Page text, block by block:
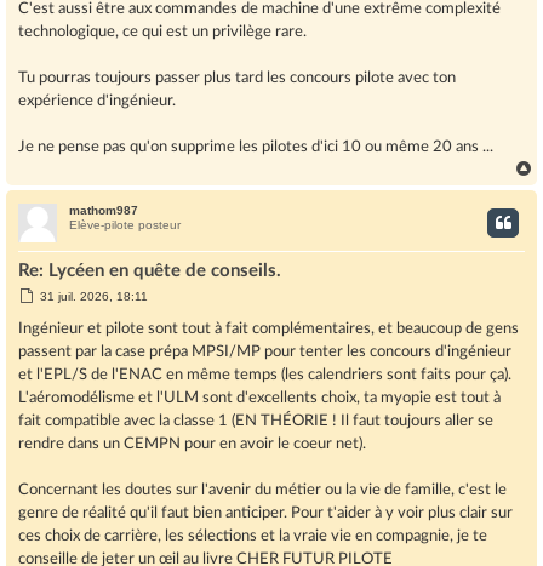
C'est aussi être aux commandes de machine d'une extrême complexité
technologique, ce qui est un privilège rare.
Tu pourras toujours passer plus tard les concours pilote avec ton
expérience d'ingénieur.
Je ne pense pas qu'on supprime les pilotes d'ici 10 ou même 20 ans ...
a
mathom987
Elève-pilote posteur
Re: Lycéen en quête de conseils.
M
s
s
a
g
e
31 juil. 2026, 18:11
Ingénieur et pilote sont tout à fait complémentaires, et beaucoup de gens
passent par la case prépa MPSI/MP pour tenter les concours d'ingénieur
et l'EPL/S de l'ENAC en même temps (les calendriers sont faits pour ça).
L'aéromodélisme et l'ULM sont d'excellents choix, ta myopie est tout à
fait compatible avec la classe 1 (EN THÉORIE ! Il faut toujours aller se
rendre dans un CEMPN pour en avoir le coeur net).
Concernant les doutes sur l'avenir du métier ou la vie de famille, c'est le
genre de réalité qu'il faut bien anticiper. Pour t'aider à y voir plus clair sur
ces choix de carrière, les sélections et la vraie vie en compagnie, je te
conseille de jeter un œil au livre CHER FUTUR PILOTE